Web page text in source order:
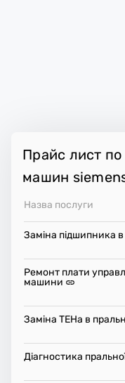
Прайс лист
машин
Назва послуги
Заміна підшипника
Ремонт плати
машини
Заміна ТЕНа в
Діагностика